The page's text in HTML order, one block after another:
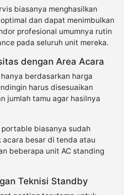
biasanya menghasilkan
dan dapat menimbulkan
profesional umumnya rutin
pada seluruh unit mereka.
dengan Area Acara
berdasarkan harga
harus disesuaikan
jumlah tamu agar hasilnya
portable biasanya sudah
acara besar di tenda atau
beberapa unit AC standing
Teknisi Standby